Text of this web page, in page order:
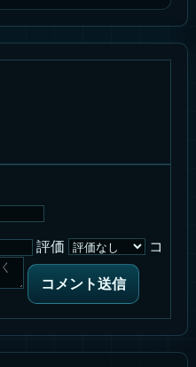
評価
コ
コメント送信